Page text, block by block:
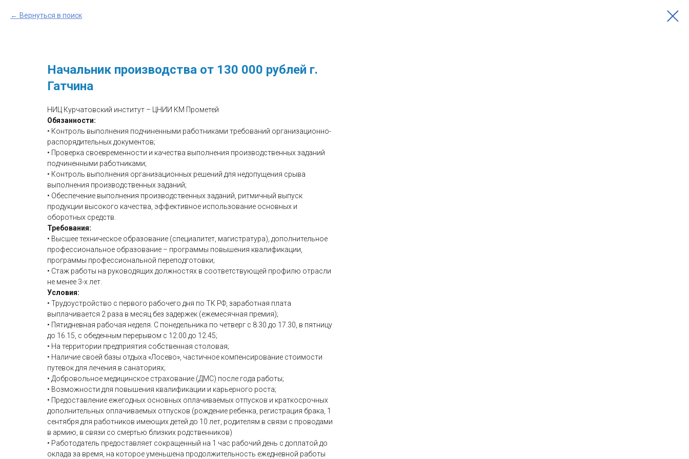
Вернуться в поиск
Начальник производства от 130 000 рублей г.
Гатчина
НИЦ Курчатовский институт – ЦНИИ КМ Прометей
Обязанности:
• Контроль выполнения подчиненными работниками требований организационно-
распорядительных документов;
• Проверка своевременности и качества выполнения производственных заданий
подчиненными работниками;
• Контроль выполнения организационных решений для недопущения срыва
выполнения производственных заданий;
• Обеспечение выполнения производственных заданий, ритмичный выпуск
продукции высокого качества, эффективное использование основных и
оборотных средств.
Требования:
• Высшее техническое образование (специалитет, магистратура), дополнительное
профессиональное образование – программы повышения квалификации,
программы профессиональной переподготовки;
• Стаж работы на руководящих должностях в соответствующей профилю отрасли
не менее 3-х лет.
Условия:
• Трудоустройство с первого рабочего дня по ТК РФ, заработная плата
выплачивается 2 раза в месяц без задержек (ежемесячная премия);
• Пятидневная рабочая неделя. С понедельника по четверг с 8.30 до 17.30, в пятницу
до 16.15, с обеденным перерывом с 12.00 до 12.45;
• На территории предприятия собственная столовая;
• Наличие своей базы отдыха «Лосево», частичное компенсирование стоимости
путевок для лечения в санаториях;
• Добровольное медицинское страхование (ДМС) после года работы;
• Возможности для повышения квалификации и карьерного роста;
• Предоставление ежегодных основных оплачиваемых отпусков и краткосрочных
дополнительных оплачиваемых отпусков (рождение ребенка, регистрация брака, 1
сентября для работников имеющих детей до 10 лет, родителям в связи с проводами
в армию, в связи со смертью близких родственников)
• Работодатель предоставляет сокращенный на 1 час рабочий день с доплатой до
оклада за время, на которое уменьшена продолжительность ежедневной работы